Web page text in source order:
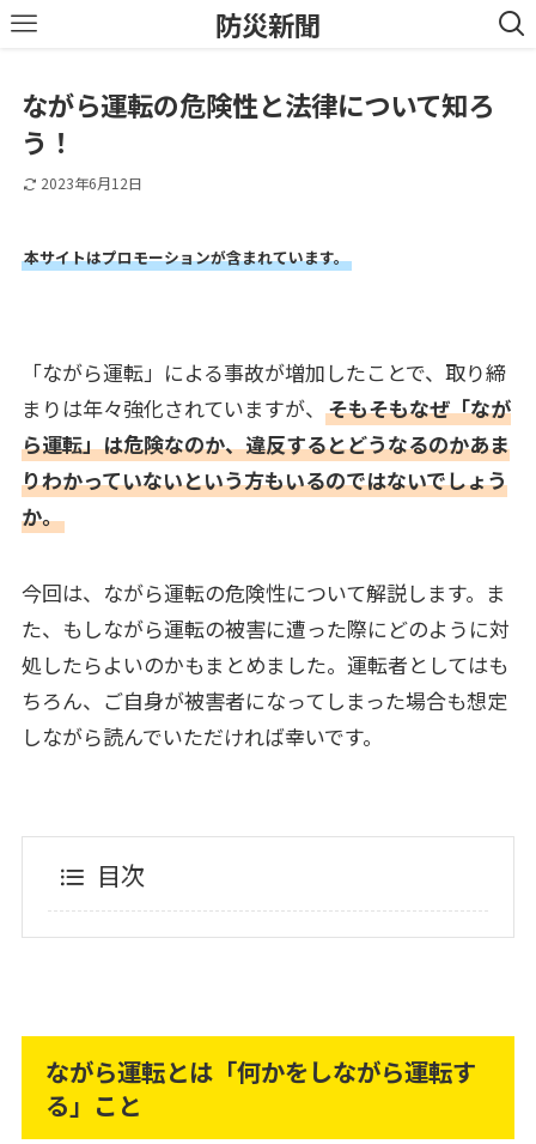
防災新聞
ながら運転の危険性と法律について知ろ
う！
2023年6月12日
本サイトはプロモーションが含まれています。
「ながら運転」による事故が増加したことで、取り締
まりは年々強化されていますが、 そもそもなぜ「なが
ら運転」は危険なのか、違反するとどうなるのかあま
りわかっていないという方もいるのではないでしょう
か。
今回は、ながら運転の危険性について解説します。ま
た、もしながら運転の被害に遭った際にどのように対
処したらよいのかもまとめました。運転者としてはも
ちろん、ご自身が被害者になってしまった場合も想定
しながら読んでいただければ幸いです。
目次
ながら運転とは「何かをしながら運転す
る」こと